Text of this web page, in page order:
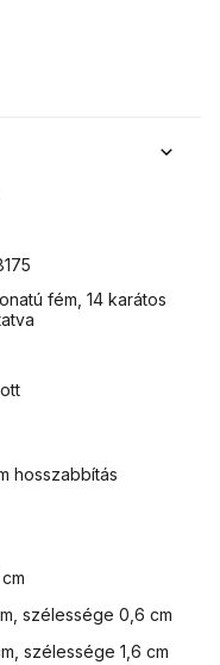
fém 14 karátos
hosszabbítás
szélessége 0,6 cm
szélessége 1,6 cm